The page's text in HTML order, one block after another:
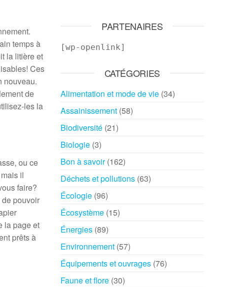
temps à
la litière et
Ces
nouveau.
de
les la
ou ce
il
faire?
pouvoir
la page et
prêts à
PARTENAIRES
[wp-openlink]
CATÉGORIES
Alimentation et mode de vie(34)
Assainissement(58)
Biodiversité(21)
Biologie(3)
Bon à savoir(162)
Déchets et pollutions(63)
Écologie(96)
Écosystème(15)
Énergies(89)
Environnement(57)
Équipements et ouvrages(76)
Faune et flore(30)